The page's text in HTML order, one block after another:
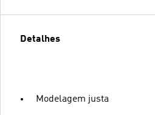
Detalhes
Modelagem justa